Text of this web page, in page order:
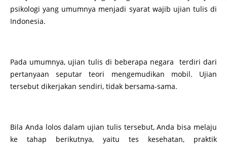
psikologi yang umumnya menjadi syarat wajib ujian tulis di
Indonesia.
Pada umumnya, ujian tulis di beberapa negara terdiri dari
pertanyaan seputar teori mengemudikan mobil. Ujian
tersebut dikerjakan sendiri, tidak bersama-sama.
Bila Anda lolos dalam ujian tulis tersebut, Anda bisa melaju
ke tahap berikutnya, yaitu tes kesehatan, praktik